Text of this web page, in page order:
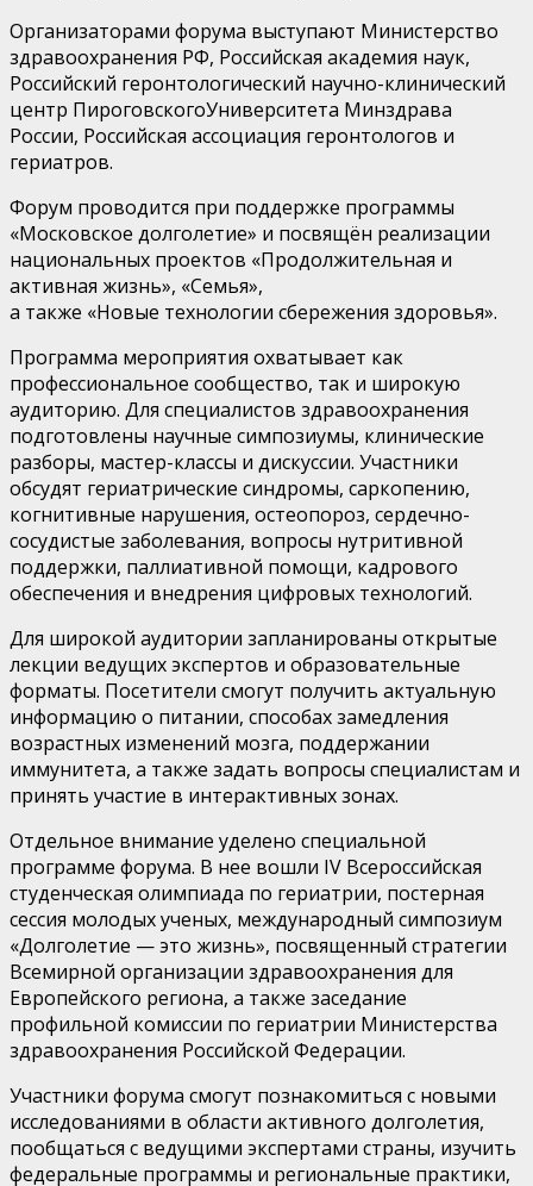
Организаторами форума выступают Министерство
здравоохранения РФ, Российская академия наук,
Российский геронтологический научно-клинический
центр ПироговскогоУниверситета Минздрава
России, Российская ассоциация геронтологов и
гериатров.
Форум проводится при поддержке программы
«Московское долголетие» и посвящён реализации
национальных проектов «Продолжительная и
активная жизнь», «Семья»,
а также «Новые технологии сбережения здоровья».
Программа мероприятия охватывает как
профессиональное сообщество, так и широкую
аудиторию. Для специалистов здравоохранения
подготовлены научные симпозиумы, клинические
разборы, мастер-классы и дискуссии. Участники
обсудят гериатрические синдромы, саркопению,
когнитивные нарушения, остеопороз, сердечно-
сосудистые заболевания, вопросы нутритивной
поддержки, паллиативной помощи, кадрового
обеспечения и внедрения цифровых технологий.
Для широкой аудитории запланированы открытые
лекции ведущих экспертов и образовательные
форматы. Посетители смогут получить актуальную
информацию о питании, способах замедления
возрастных изменений мозга, поддержании
иммунитета, а также задать вопросы специалистам и
принять участие в интерактивных зонах.
Отдельное внимание уделено специальной
программе форума. В нее вошли IV Всероссийская
студенческая олимпиада по гериатрии, постерная
сессия молодых ученых, международный симпозиум
«Долголетие — это жизнь», посвященный стратегии
Всемирной организации здравоохранения для
Европейского региона, а также заседание
профильной комиссии по гериатрии Министерства
здравоохранения Российской Федерации.
Участники форума смогут познакомиться с новыми
исследованиями в области активного долголетия,
пообщаться с ведущими экспертами страны, изучить
федеральные программы и региональные практики,